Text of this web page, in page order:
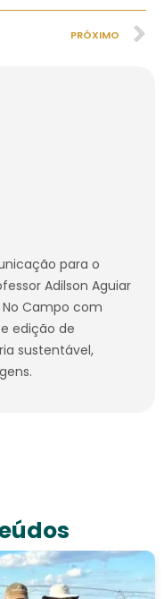
PRÓXIMO
para o
Adilson Aguiar
Campo com
edição de
sustentável,